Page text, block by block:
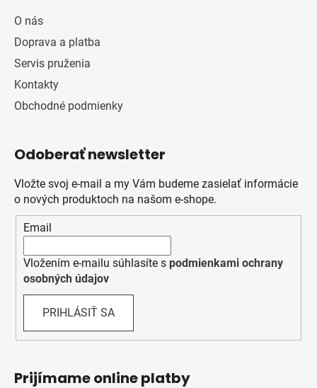
O nás
Doprava a platba
Servis pruženia
Kontakty
Obchodné podmienky
Odoberať newsletter
Vložte svoj e-mail a my Vám budeme zasielať informácie
o nových produktoch na našom e-shope.
Email
Vložením e-mailu súhlasíte s podmienkami ochrany
osobných údajov
PRIHLÁSIŤ SA
Prijímame online platby